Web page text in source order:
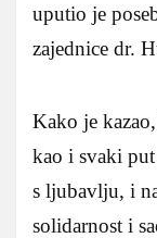
uputio je
zajednice dr.
Kako je
kao i svaki
s ljubavlju, i
solidarnost i